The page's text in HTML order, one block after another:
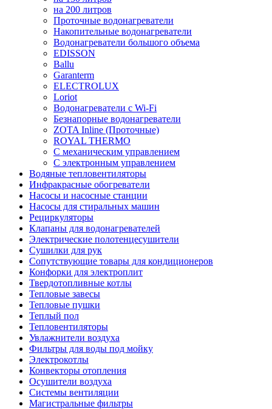
на 200 литров
Проточные водонагреватели
Накопительные водонагреватели
Водонагреватели большого объема
EDISSON
Ballu
Garanterm
ELECTROLUX
Loriot
Водонагреватели с Wi-Fi
Безнапорные водонагреватели
ZOTA Inline (Проточные)
ROYAL THERMO
С механическим управлением
С электронным управлением
Водяные тепловентиляторы
Инфракрасные обогреватели
Насосы и насосные станции
Насосы для стиральных машин
Рециркуляторы
Клапаны для водонагревателей
Электрические полотенцесушители
Сушилки для рук
Сопутствующие товары для кондиционеров
Конфорки для электроплит
Твердотопливные котлы
Тепловые завесы
Тепловые пушки
Теплый пол
Тепловентиляторы
Увлажнители воздуха
Фильтры для воды под мойку
Электрокотлы
Конвекторы отопления
Осушители воздуха
Системы вентиляции
Магистральные фильтры